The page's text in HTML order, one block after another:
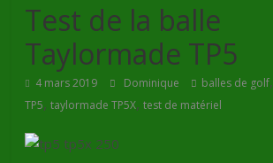
Test de la balle
Taylormade TP5
4 mars 2019 Dominique balles de golf,
TP5,taylormade TP5X,test de matériel